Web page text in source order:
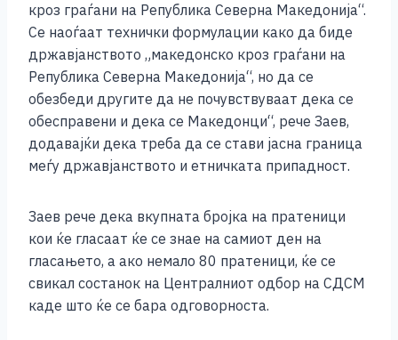
кроз граѓани на Република Северна Македонија“.
Се наоѓаат технички формулации како да биде
државјанството „македонско кроз граѓани на
Република Северна Македонија“, но да се
обезбеди другите да не почувствуваат дека се
обесправени и дека се Македонци“, рече Заев,
додавајќи дека треба да се стави јасна граница
меѓу државјанството и етничката припадност.
Заев рече дека вкупната бројка на пратеници
кои ќе гласаат ќе се знае на самиот ден на
гласањето, а ако немало 80 пратеници, ќе се
свикал состанок на Централниот одбор на СДСМ
каде што ќе се бара одговорноста.